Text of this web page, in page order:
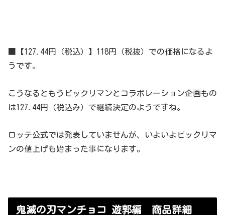
■【127.44円（税込）】118円（税抜）での価格になるよ
うです。
こうなるともうビックリマンとコラボレーション企画もの
は127.44円（税込み）で継続決定のようですね。
ロッテ公式では発表していませんが、いよいよビックリマ
ンの値上げも始まった事になります。
鬼滅の刃マンチョコ 遊郭編 商品詳細